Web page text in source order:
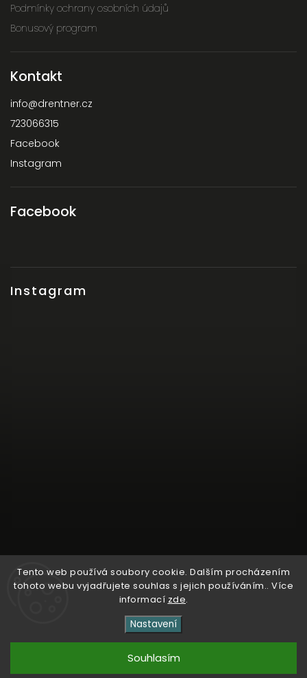
Tento web používá soubory cookie. Dalším procházením
tohoto webu vyjadřujete souhlas s jejich používáním.. Více
informací zde.
Nastavení
Souhlasím
Instagram
Sledovat na Instagramu
Podmínky ochrany osobních údajů
Bonusový program
Kontakt
info@drentner.cz
723066315
Facebook
Instagram
Facebook
vyhrazena.